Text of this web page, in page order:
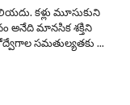
కళ్లు మూసుకుని
అనేది మానసిక శక్తిని
సమతుల్యతకు ...